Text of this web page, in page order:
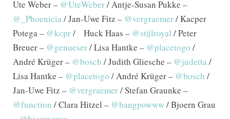
Ute Weber – @UteWeber/ Antje-Susan Pukke –
@_Phoenicia/ Jan-Uwe Fitz – @vergraemer/ Kacper
Potega – @kcpr/ Huck Haas – @stijlroyal / Peter
Breuer – @genueser/ Lisa Hantke – @placetogo /
André Krüger – @bosch / Judith Gliesche – @judetta/
Lisa Hantke – @placetogo / André Krüger – @bosch /
Jan-Uwe Fitz – @vergraemer/ Stefan Graunke –
@function / Clara Hitzel – @bangpowww/ Bjoern Grau